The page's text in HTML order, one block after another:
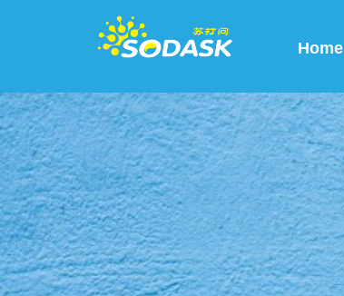
Home